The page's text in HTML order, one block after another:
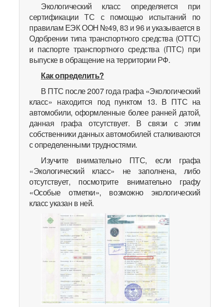
Экологический класс определяется при
сертификации ТС с помощью испытаний по
правилам ЕЭК ООН №49, 83 и 96 и указывается в
Одобрении типа транспортного средства (ОТТС)
и паспорте транспортного средства (ПТС) при
выпуске в обращение на территории РФ.
Как определить?
В ПТС после 2007 года графа «Экологический
класс» находится под пунктом 13. В ПТС на
автомобили, оформленные более ранней датой,
данная графа отсутствует. В связи с этим
собственники данных автомобилей сталкиваются
с определенными трудностями.
Изучите внимательно ПТС, если графа
«Экологический класс» не заполнена, либо
отсутствует, посмотрите внимательно графу
«Особые отметки», возможно экологический
класс указан в ней.